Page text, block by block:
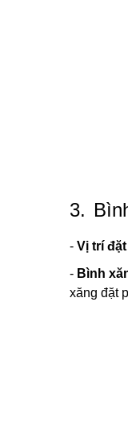
3.
- Vị trí
- Bình
xăng đặt